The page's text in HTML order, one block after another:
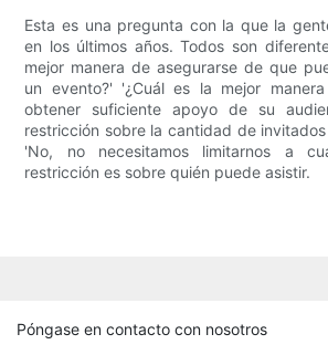
Esta es una pregunta con la que la
en los últimos años. Todos son
mejor manera de asegurarse de que
un evento?' '¿Cuál es la mejor
obtener suficiente apoyo de su
restricción sobre la cantidad de
'No, no necesitamos limitarnos a
restricción es sobre quién puede asistir.
Póngase en contacto con nosotros